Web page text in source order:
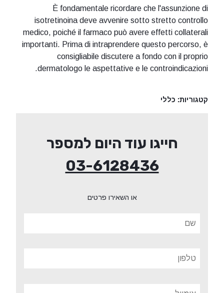
È fondamentale ricordare che l'assunzione di
isotretinoina deve avvenire sotto stretto controllo
medico, poiché il farmaco può avere effetti collaterali
importanti. Prima di intraprendere questo percorso, è
consigliabile discutere a fondo con il proprio
dermatologo le aspettative e le controindicazioni.
קטגוריות: כללי
חייגו עוד היום למספר
03-6128436
או השאירו פרטים